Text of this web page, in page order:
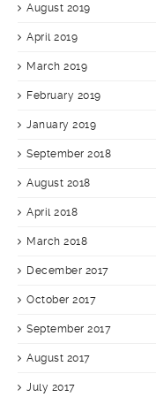
August 2019
April 2019
March 2019
February 2019
January 2019
September 2018
August 2018
April 2018
March 2018
December 2017
October 2017
September 2017
August 2017
July 2017